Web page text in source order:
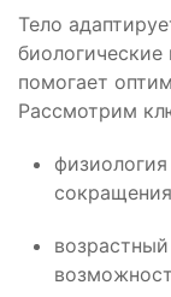
Тело
помогает
Рассмотрим